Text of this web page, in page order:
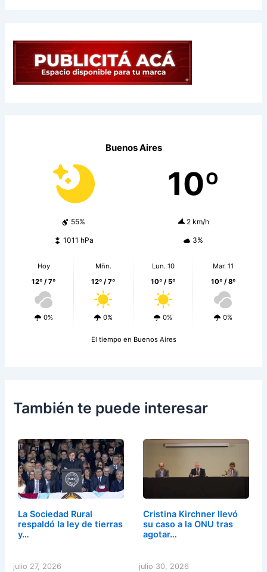
Buenos Aires
10º
55% 2 km/h
1011 hPa 3%
Hoy
12º / 7º
0%
Mñn.
12º / 7º
0%
Lun. 10
10º / 5º
0%
Mar. 11
10º / 8º
0%
El tiempo en Buenos Aires
También te puede interesar
La Sociedad Rural
respaldó la ley de tierras
y…
julio 27, 2026
Cristina Kirchner llevó
su caso a la ONU tras
agotar…
julio 30, 2026